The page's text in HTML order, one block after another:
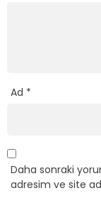
Ad *
Daha sonraki
adresim ve site